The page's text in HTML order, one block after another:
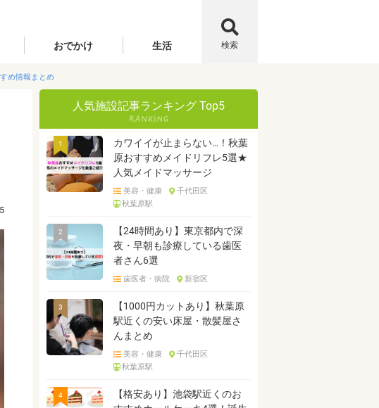
おでかけ 生活 検索
め情報まとめ
人気施設記事ランキング Top5
1
カワイイが止まらない…！秋葉
原おすすめメイドリフレ5選★
人気メイドマッサージ
美容・健康
千代田区
秋葉原駅
2
【24時間あり】東京都内で深
夜・早朝も診療している歯医
者さん6選
歯医者・病院 新宿区
3
【1000円カットあり】秋葉原
駅近くの安い床屋・散髪屋さ
んまとめ
美容・健康
千代田区
秋葉原駅
4
【格安あり】池袋駅近くのお